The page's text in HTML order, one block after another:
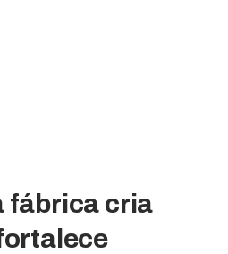
fábrica cria